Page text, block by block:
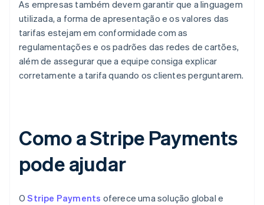
As empresas também devem garantir que a linguagem
utilizada, a forma de apresentação e os valores das
tarifas estejam em conformidade com as
regulamentações e os padrões das redes de cartões,
além de assegurar que a equipe consiga explicar
corretamente a tarifa quando os clientes perguntarem.
Como a Stripe Payments
pode ajudar
OStripe Payments oferece uma solução global e